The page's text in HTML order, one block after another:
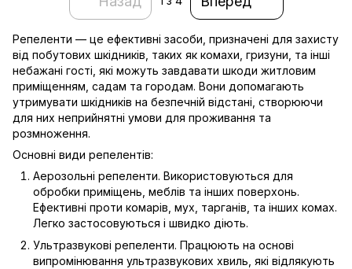
Репеленти — це ефективні засоби, призначені для захисту
від побутових шкідників, таких як комахи, гризуни, та інші
небажані гості, які можуть завдавати шкоди житловим
приміщенням, садам та городам. Вони допомагають
утримувати шкідників на безпечній відстані, створюючи
для них неприйнятні умови для проживання та
розмноження.
Основні види репелентів:
Аерозольні репеленти. Використовуються для
обробки приміщень, меблів та інших поверхонь.
Ефективні проти комарів, мух, тарганів, та інших комах.
Легко застосовуються і швидко діють.
Ультразвукові репеленти. Працюють на основі
випромінювання ультразвукових хвиль, які відлякують